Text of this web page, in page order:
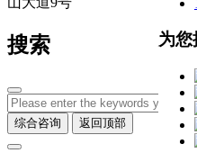
为您
搜索
综合咨询 返回顶部